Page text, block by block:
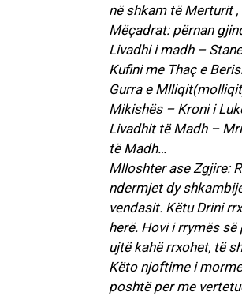
në shkam të Merturit
Mëçadrat: përnan
Livadhi i madh –
Kufini me Thaç e
Gurra e
Mikishës – Kroni i
Livadhit të Madh –
të Madh…
Mlloshter ase Zgjire:
ndermjet dy
vendasit. Këtu Drini
herë. Hovi i rrymës
ujtë kahë rrxohet, të
Këto njoftime i
poshtë per me